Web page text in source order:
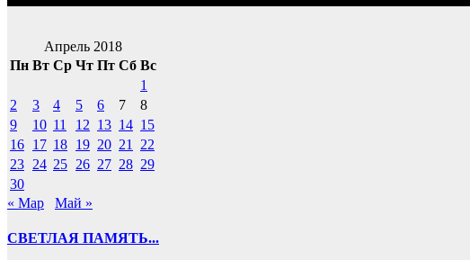
Апрель 2018
Пн Вт Ср Чт Пт Сб Вс
1
2
3 4 5 6 7
8
9
10 11 12 13 14 15
16 17 18 19 20 21
22
23 24 25 26 27 28 29
30
« Мар
Май »
СВЕТЛАЯ ПАМЯТЬ...